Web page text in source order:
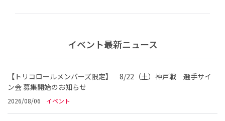
イベント最新ニュース
【トリコロールメンバーズ限定】 8/22（土）神戸戦 選手サイ
ン会 募集開始のお知らせ
2026/08/06 イベント